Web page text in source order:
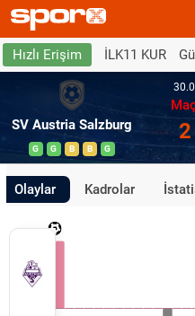
Hızlı Erişim İLK11 KUR
SV Austria Salzburg
G G B B G
Olaylar Kadrolar